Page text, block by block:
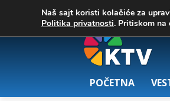
32.1 Zrenjanin
POČETNA
Naš sajt koristi kolačiće za
Politika privatnosti. Pritiskom na